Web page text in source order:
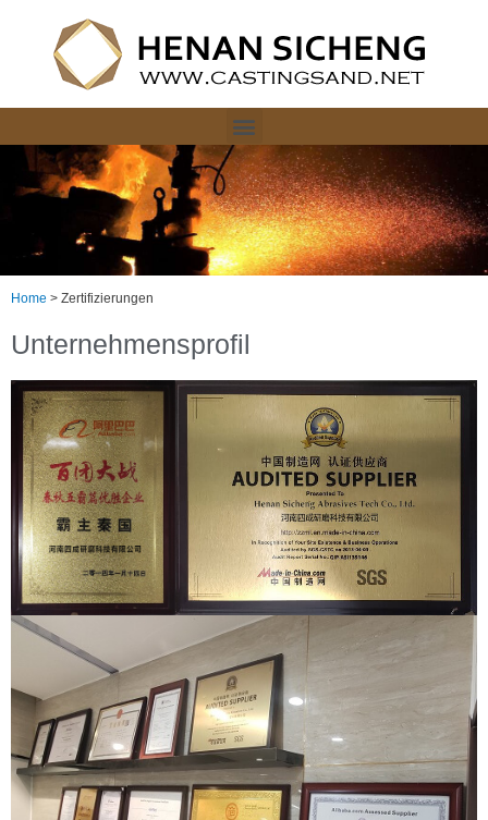
Home > Zertifizierungen
Unternehmensprofil